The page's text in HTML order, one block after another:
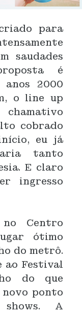
para
saudades
é
2000
o line up
cobrado
eu já
tanto
E claro
ingresso
Centro
ótimo
do metrô.
ao Festival
do que
ponto
A